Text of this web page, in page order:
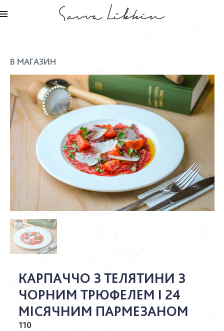
В МАГАЗИН
КАРПАЧЧО З ТЕЛЯТИНИ З
ЧОРНИМ ТРЮФЕЛЕМ І 24
МІСЯЧНИМ ПАРМЕЗАНОМ
110